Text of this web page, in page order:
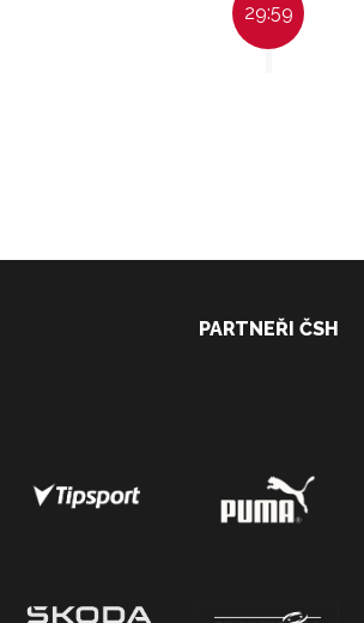
29:59
PARTNEŘI ČSH